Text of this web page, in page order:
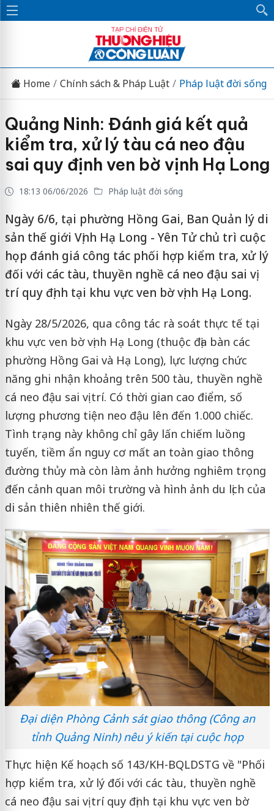
Home Chính sách & Pháp Luật Pháp luật đời sống
Quảng Ninh: Đánh giá kết quả
kiểm tra, xử lý tàu cá neo đậu
sai quy định ven bờ vịnh Hạ Long
18:13 06/06/2026 Pháp luật đời sống
Ngày 6/6, tại phường Hồng Gai, Ban Quản lý di
sản thế giới Vịnh Hạ Long - Yên Tử chủ trì cuộc
họp đánh giá công tác phối hợp kiểm tra, xử lý
đối với các tàu, thuyền nghề cá neo đậu sai vị
trí quy định tại khu vực ven bờ vịnh Hạ Long.
Ngày 28/5/2026, qua công tác rà soát thực tế tại
khu vực ven bờ vịnh Hạ Long (thuộc địa bàn các
phường Hồng Gai và Hạ Long), lực lượng chức
năng ghi nhận khoảng trên 500 tàu, thuyền nghề
cá neo đậu sai vị trí. Có thời gian cao điểm, số
lượng phương tiện neo đậu lên đến 1.000 chiếc.
Tình trạng này không chỉ gây lấn chiếm luồng
tuyến, tiềm ẩn nguy cơ mất an toàn giao thông
đường thủy mà còn làm ảnh hưởng nghiêm trọng
đến cảnh quan môi trường và hình ảnh du lịch của
di sản thiên nhiên thế giới.
Đại diện Phòng Cảnh sát giao thông (Công an
tỉnh Quảng Ninh) nêu ý kiến tại cuộc họp
Thực hiện Kế hoạch số 143/KH-BQLDSTG về "Phối
hợp kiểm tra, xử lý đối với các tàu, thuyền nghề
cá neo đậu sai vị trí quy định tại khu vực ven bờ